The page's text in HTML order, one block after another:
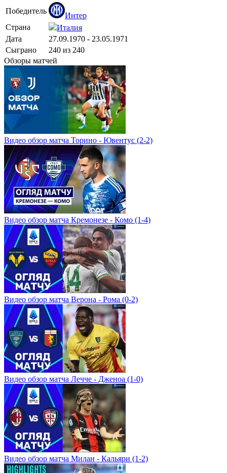
Победитель
Интер
Страна
Италия
Дата
27.09.1970 - 23.05.1971
Сыграно
240 из 240
Обзоры матчей
Видео обзор матча Торино - Ювентус (2-2)
Видео обзор матча Кремонезе - Комо (1-4)
Видео обзор матча Верона - Рома (0-2)
Видео обзор матча Лечче - Дженоа (1-0)
Видео обзор матча Милан - Кальяри (1-2)